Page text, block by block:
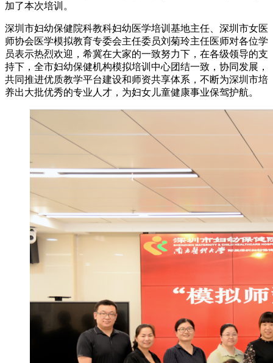
加了本次培训。
深圳市妇幼保健院科教科妇幼医学培训基地主任、深圳市女医
师协会医学模拟教育专委会主任委员刘菊玲主任医师对各位学
员表示热烈欢迎，希冀在大家的一致努力下，在各级领导的支
持下，全市妇幼保健机构模拟培训中心团结一致，协同发展，
共同推进优质教学平台建设和师资共享体系，不断为深圳市培
养出大批优秀的专业人才，为妇女儿童健康事业保驾护航。